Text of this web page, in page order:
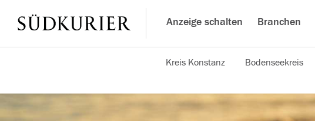
Anzeige schalten Branchen
Kreis Konstanz Bodenseekreis